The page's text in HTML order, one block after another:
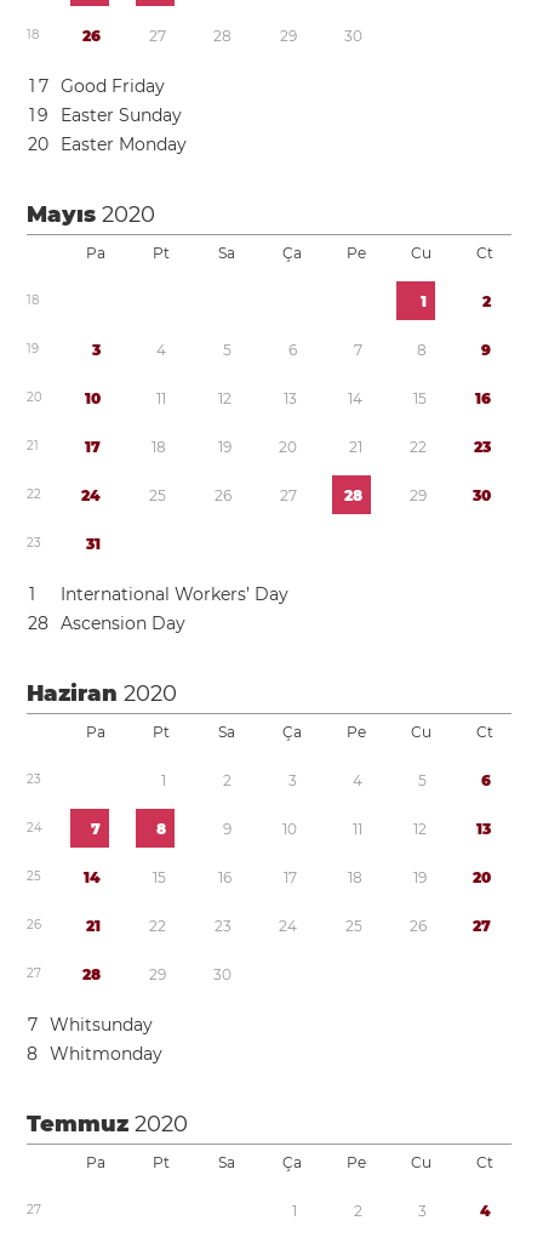
18 26 27 28 29 30
1 7 Good Friday
19
Easter Sunday
20 Easter Monday
Mayıs2020
Pa Pt Sa Ça Pe Cu Ct
18 1 2
19 3 4 5 6 7 8 9
20 10 11 12 13 14 15 16
21 17 18 19 20 21 22 23
22 24 25 26 27 28 29 30
23 31
1
International Workers’ Day
28 Ascension Day
Haziran2020
Pa Pt Sa Ça Pe Cu Ct
23 1 2 3 4 5 6
24 7 8 9 10 11 12 13
25 14 15 16 17 18 19 20
26 21 22 23 24 25 26 27
27 28 29 30
7 Whitsunday
8 Whitmonday
Temmuz2020
Pa Pt Sa Ça Pe Cu Ct
27 1 2 3 4